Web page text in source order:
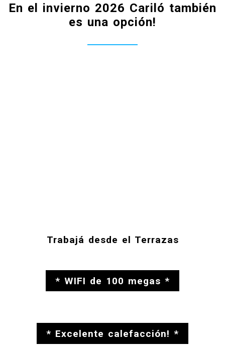
En el invierno 2026 Cariló también
es una opción!
Trabajá desde el Terrazas
* WIFI de 100 megas *
* Excelente calefacción! *